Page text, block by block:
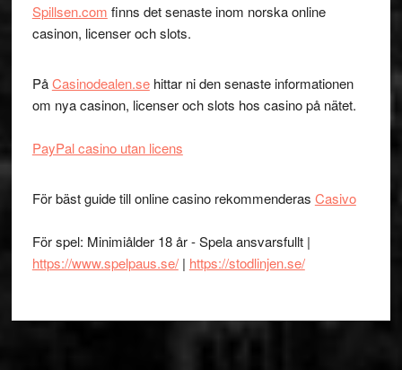
Spillsen.com finns det senaste inom norska online
casinon, licenser och slots.
PåCasinodealen.sehittar ni den senaste informationen
om nya casinon, licenser och slots hos casino på nätet.
PayPal casino utan licens
För bäst guide till online casino rekommenderas Casivo
För spel: Minimiålder 18 år - Spela ansvarsfullt |
https://www.spelpaus.se/| https://stodlinjen.se/